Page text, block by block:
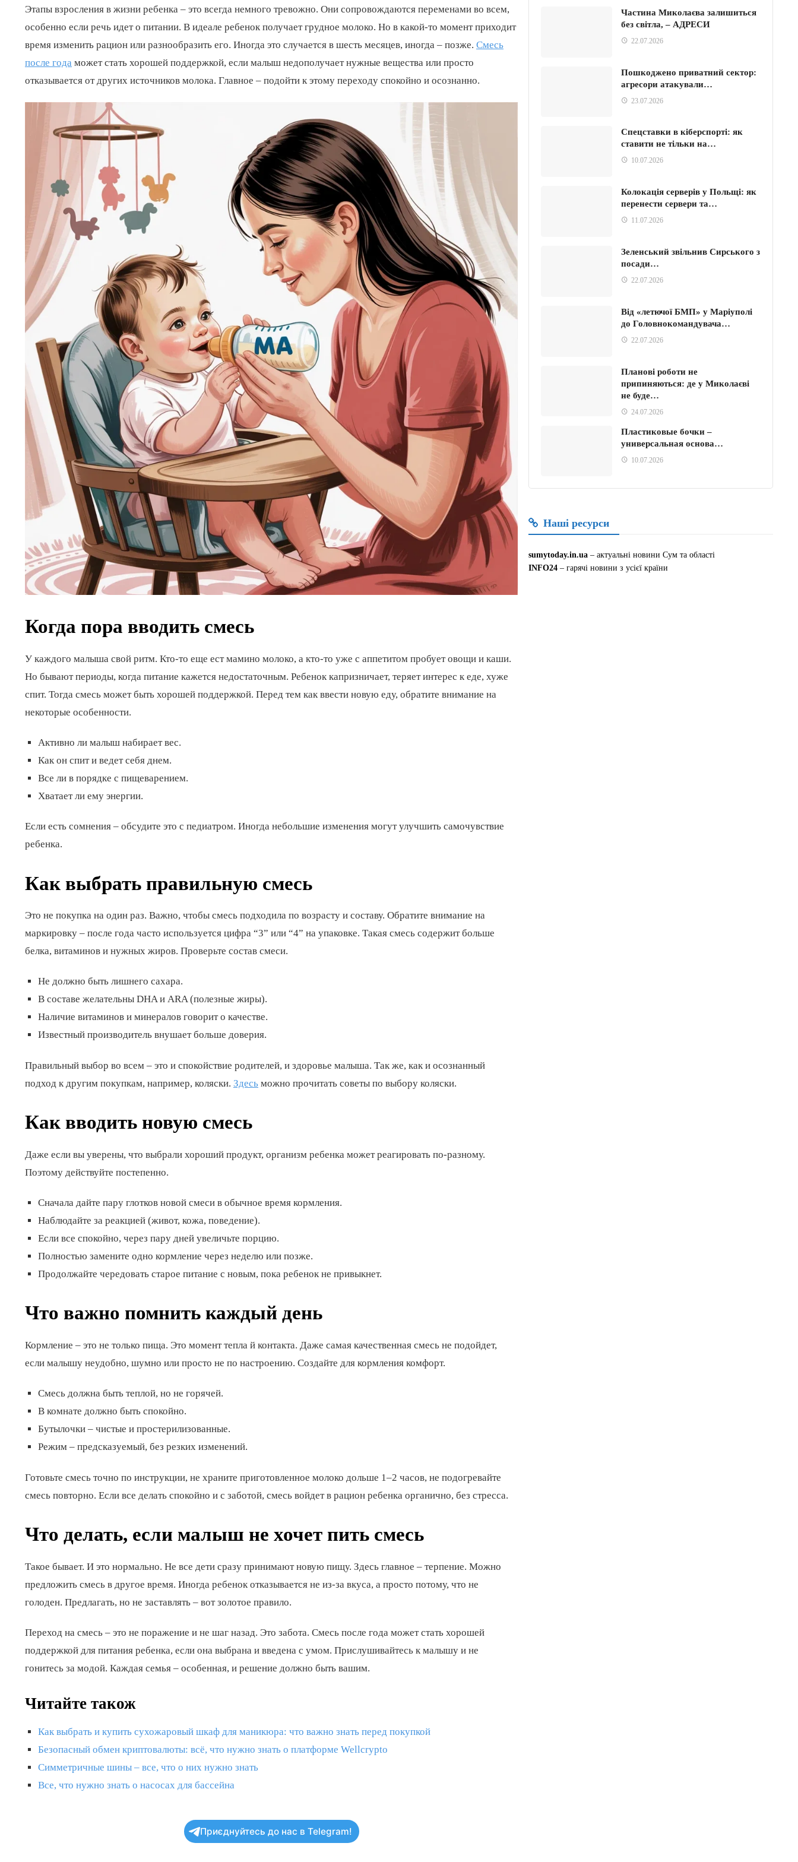
Этапы взросления в жизни ребенка – это всегда немного тревожно. Они сопровождаются переменами во всем,
особенно если речь идет о питании. В идеале ребенок получает грудное молоко. Но в какой-то момент приходит
время изменить рацион или разнообразить его. Иногда это случается в шесть месяцев, иногда – позже. Смесь
после года может стать хорошей поддержкой, если малыш недополучает нужные вещества или просто
отказывается от других источников молока. Главное – подойти к этому переходу спокойно и осознанно.
Когда пора вводить смесь
У каждого малыша свой ритм. Кто-то еще ест мамино молоко, а кто-то уже с аппетитом пробует овощи и каши.
Но бывают периоды, когда питание кажется недостаточным. Ребенок капризничает, теряет интерес к еде, хуже
спит. Тогда смесь может быть хорошей поддержкой. Перед тем как ввести новую еду, обратите внимание на
некоторые особенности.
Активно ли малыш набирает вес.
Как он спит и ведет себя днем.
Все ли в порядке с пищеварением.
Хватает ли ему энергии.
Если есть сомнения – обсудите это с педиатром. Иногда небольшие изменения могут улучшить самочувствие
ребенка.
Как выбрать правильную смесь
Это не покупка на один раз. Важно, чтобы смесь подходила по возрасту и составу. Обратите внимание на
маркировку – после года часто используется цифра “3” или “4” на упаковке. Такая смесь содержит больше
белка, витаминов и нужных жиров. Проверьте состав смеси.
Не должно быть лишнего сахара.
В составе желательны DHA и ARA (полезные жиры).
Наличие витаминов и минералов говорит о качестве.
Известный производитель внушает больше доверия.
Правильный выбор во всем – это и спокойствие родителей, и здоровье малыша. Так же, как и осознанный
подход к другим покупкам, например, коляски. Здесь можно прочитать советы по выбору коляски.
Как вводить новую смесь
Даже если вы уверены, что выбрали хороший продукт, организм ребенка может реагировать по-разному.
Поэтому действуйте постепенно.
Сначала дайте пару глотков новой смеси в обычное время кормления.
Наблюдайте за реакцией (живот, кожа, поведение).
Если все спокойно, через пару дней увеличьте порцию.
Полностью замените одно кормление через неделю или позже.
Продолжайте чередовать старое питание с новым, пока ребенок не привыкнет.
Что важно помнить каждый день
Кормление – это не только пища. Это момент тепла й контакта. Даже самая качественная смесь не подойдет,
если малышу неудобно, шумно или просто не по настроению. Создайте для кормления комфорт.
Смесь должна быть теплой, но не горячей.
В комнате должно быть спокойно.
Бутылочки – чистые и простерилизованные.
Режим – предсказуемый, без резких изменений.
Готовьте смесь точно по инструкции, не храните приготовленное молоко дольше 1–2 часов, не подогревайте
смесь повторно. Если все делать спокойно и с заботой, смесь войдет в рацион ребенка органично, без стресса.
Что делать, если малыш не хочет пить смесь
Такое бывает. И это нормально. Не все дети сразу принимают новую пищу. Здесь главное – терпение. Можно
предложить смесь в другое время. Иногда ребенок отказывается не из-за вкуса, а просто потому, что не
голоден. Предлагать, но не заставлять – вот золотое правило.
Переход на смесь – это не поражение и не шаг назад. Это забота. Смесь после года может стать хорошей
поддержкой для питания ребенка, если она выбрана и введена с умом. Прислушивайтесь к малышу и не
гонитесь за модой. Каждая семья – особенная, и решение должно быть вашим.
Читайте також
Как выбрать и купить сухожаровый шкаф для маникюра: что важно знать перед покупкой
Безопасный обмен криптовалюты: всё, что нужно знать о платформе Wellcrypto
Симметричные шины – все, что о них нужно знать
Все, что нужно знать о насосах для бассейна
Приєднуйтесь до нас в Telegram!
Частина Миколаєва залишиться
без світла, – АДРЕСИ
22.07.2026
Пошкоджено приватний сектор:
агресори атакували…
23.07.2026
Спецставки в кіберспорті: як
ставити не тільки на…
10.07.2026
Колокація серверів у Польщі: як
перенести сервери та…
11.07.2026
Зеленський звільнив Сирського з
посади…
22.07.2026
Від «летючої БМП» у Маріуполі
до Головнокомандувача…
22.07.2026
Планові роботи не
припиняються: де у Миколаєві
не буде…
24.07.2026
Пластиковые бочки –
универсальная основа…
10.07.2026
Наші ресурси
sumytoday.in.ua – актуальні новини Сум та області
INFO24 – гарячі новини з усієї країни